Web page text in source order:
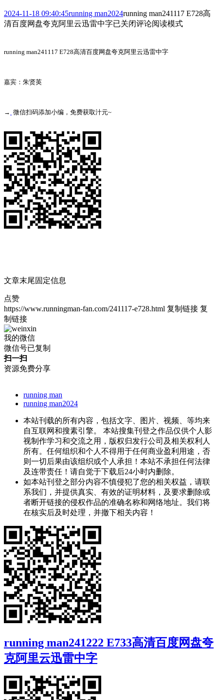
2024-11-18 09:40:45running man2024running man241117 E728高
清百度网盘夸克阿里云迅雷中字已关闭评论阅读模式
running man241117 E728高清百度网盘夸克阿里云迅雷中字
嘉宾：朱贤英
→ 微信扫码添加小编，免费获取汁元~
文章末尾固定信息
点赞
https://www.runningman-fan.com/241117-e728.html 复制链接 复
制链接
我的微信
微信号已复制
扫一扫
资源免费分享
running man
running man2024
本站刊载的所有内容，包括文字、图片、视频、等均来
自互联网和搜素引擎。 本站搜集刊登之作品仅供个人影
视制作学习和交流之用，版权归发行公司及相关权利人
所有。任何组织和个人不得用于任何商业盈利用途，否
则一切后果由该组织或个人承担！本站不承担任何法律
及连带责任！请自觉于下载后24小时内删除。
如本站刊登之部分内容不慎侵犯了您的相关权益，请联
系我们，并提供真实、有效的证明材料，及要求删除或
者断开链接的侵权作品的准确名称和网络地址。我们将
在核实后及时处理，并撤下相关内容！
running man241222 E733高清百度网盘夸
克阿里云迅雷中字